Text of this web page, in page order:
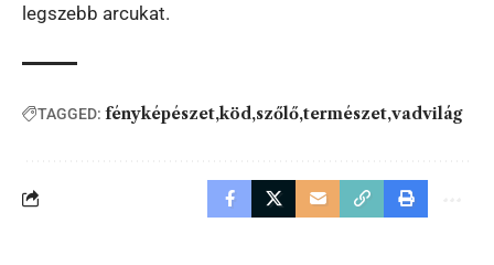
legszebb arcukat.
TAGGED: fényképészet köd szőlő természet vadvilág